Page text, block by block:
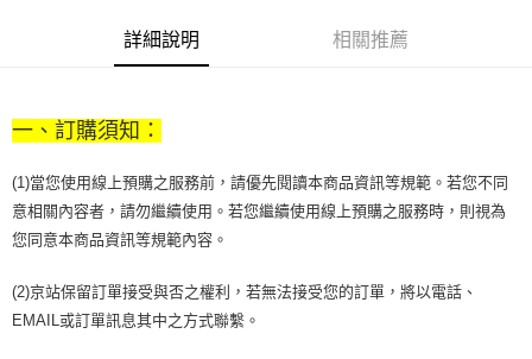
流程，驗證手機門號後，選擇欲分期的期數、繳款截止日，確認付款後即完
成交易。
4.訂單成立30分鐘內，如未前往確認交易或遇審核未通過，訂單將自動取
消。如遇「轉專審核」未通過狀況，表示未達大哥付你分期系統評分，恕無
法說明評估內容。
【繳款方式說明】
醒簡訊。
2.透過簡訊連結打開帳單後，可選擇「超商條碼／台灣大直營門市／銀行轉
【關於「AFTEE先享後付」】
便利好安心！
２．便利：只要手機號碼，簡訊認證，即可結帳。
３．安心：先確認商品／服務後，再付款。
【「AFTEE先享後付」結帳流程】
１．於結帳方式選擇「AFTEE先享後付」後，將跳轉至「AFTEE先享後付」
結帳頁面，進行簡訊認證並確認金額後，即可完成結帳。
運送方式
付款後全家取貨
每筆NT$70，滿NT$899(含以上)免運費
付款後7-11取貨
詳細說明 相關推薦
一、訂購須知：
(1)當您使用線上預購之服務前，請優先閱讀本商品資訊等規範。若您不同
意相關內容者，請勿繼續使用。若您繼續使用線上預購之服務時，則視為
您同意本商品資訊等規範內容。
(2)京站保留訂單接受與否之權利，若無法接受您的訂單，將以電話、
EMAIL或訂單訊息其中之方式聯繫。